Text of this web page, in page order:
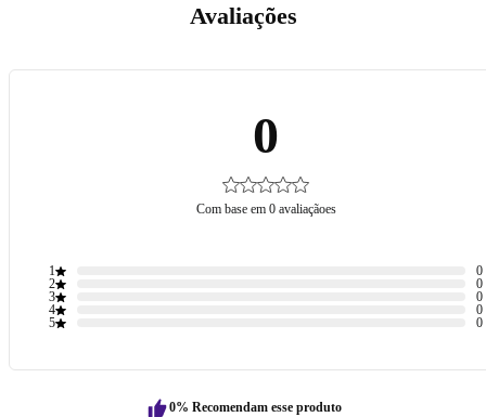
Avaliações
0
Com base em 0 avaliaçãoes
1
0
2
0
3
0
4
0
5
0
0% Recomendam esse produto